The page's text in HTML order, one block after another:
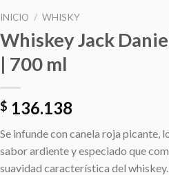
INICIO / WHISKY
Whiskey Jack
| 700 ml
$ 136.138
Se infunde con canela roja picante,
sabor ardiente y especiado que
suavidad característica del whiskey.